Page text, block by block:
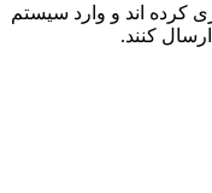
کرده اند و وارد سیستم
کنند.